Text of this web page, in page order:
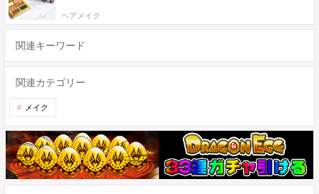
ヘアメイク
関連キーワード
関連カテゴリー
メイク